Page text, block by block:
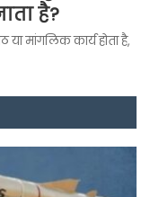
है?
या मांगलिक कार्य होता है,